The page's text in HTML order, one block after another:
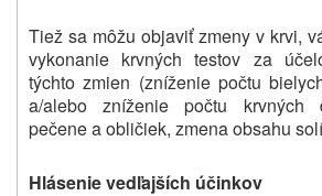
Tiež sa môžu objaviť zmeny v krvi,
vykonanie krvných testov za
týchto zmien (zníženie počtu
a/alebo zníženie počtu krvných
pečene a obličiek, zmena obsahu
Hlásenie vedľajších účinkov